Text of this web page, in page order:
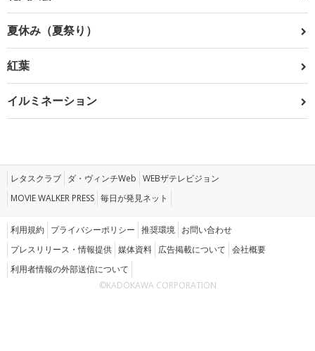
夏休み（夏祭り）
紅葉
イルミネーション
レタスクラブ ダ・ヴィンチWeb WEBザテレビジョン
MOVIE WALKER PRESS 毎日が発見ネット
利用規約 プライバシーポリシー 推奨環境 お問い合わせ
プレスリリース・情報提供 媒体資料 広告掲載について 会社概要
利用者情報の外部送信について
©KADOKAWA CORPORATION